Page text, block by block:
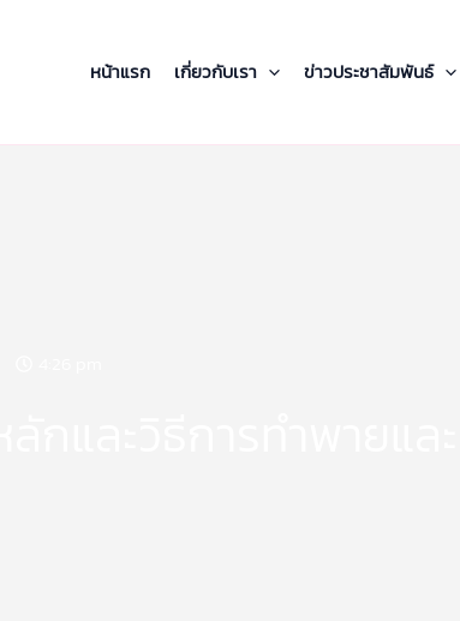
หน้าแรก เกี่ยวกับเรา ข่าวประชาสัมพันธ์